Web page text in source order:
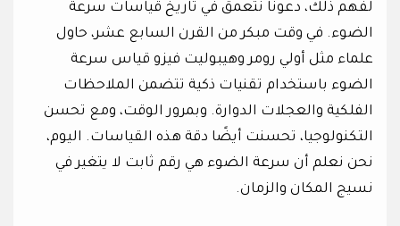
لفهم ذلك، دعونا نتعمق في تاريخ قياسات سرعة
الضوء. في وقت مبكر من القرن السابع عشر، حاول
علماء مثل أولي رومر وهيبوليت فيزو قياس سرعة
الضوء باستخدام تقنيات ذكية تتضمن الملاحظات
الفلكية والعجلات الدوارة. وبمرور الوقت، ومع تحسن
التكنولوجيا، تحسنت أيضًا دقة هذه القياسات. اليوم،
نحن نعلم أن سرعة الضوء هي رقم ثابت لا يتغير في
نسيج المكان والزمان.